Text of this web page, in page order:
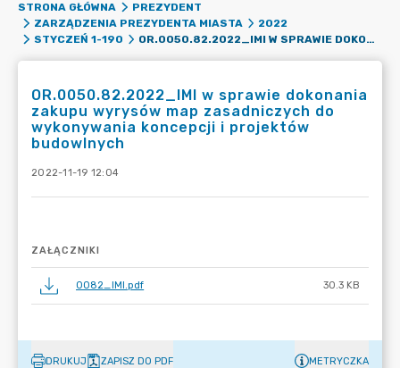
STRONA GŁÓWNA
PREZYDENT
ZARZĄDZENIA PREZYDENTA MIASTA
2022
STYCZEŃ 1-190
OR.0050.82.2022_IMI W SPRAWIE DOKONANIA ZAKUPU WYRYSÓW MAP ZASADNICZYCH DO WYKONYWANIA KONCEPCJI I PROJEKTÓW BUDOWLNYCH
OR.0050.82.2022_IMI w sprawie dokonania
zakupu wyrysów map zasadniczych do
wykonywania koncepcji i projektów
budowlnych
2022-11-19 12:04
ZAŁĄCZNIKI
0082_IMI.pdf 30.3 KB
DRUKUJ ZAPISZ DO PDF METRYCZKA